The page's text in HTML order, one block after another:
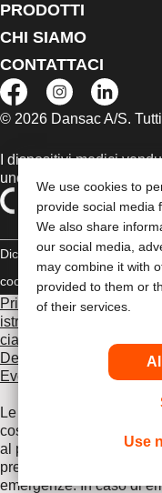
We use cookies to
provide social media
We also share
our social media,
may combine it with
provided to them or
of their services.
Use
PRODOTTI
CHI SIAMO
CONTATTACI
© 2026 Dansac A/S.
I dispositivi medici
uno dei seguenti
Dichiarazione di copyright
cookie
Compliance
Prima di utilizzare uno
istruzioni d'uso
ciascun prodotto, che
Descrizione,
Eventi avversi e
Le informazioni fornite
costituiscono un parere
al proprio medico
presenti informazioni
emergenze. In caso di